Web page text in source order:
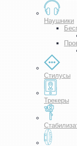
Наушники
Стилусы
Трекеры